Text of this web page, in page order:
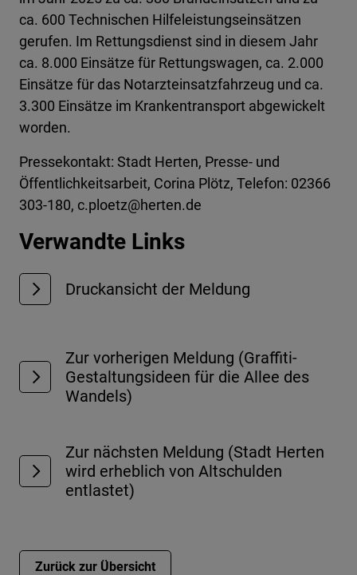
ca. 600 Technischen Hilfeleistungseinsätzen
gerufen. Im Rettungsdienst sind in diesem Jahr
ca. 8.000 Einsätze für Rettungswagen, ca. 2.000
Einsätze für das Notarzteinsatzfahrzeug und ca.
3.300 Einsätze im Krankentransport abgewickelt
worden.
Pressekontakt: Stadt Herten, Presse- und
Öffentlichkeitsarbeit, Corina Plötz, Telefon: 02366
303-180, c.ploetz@herten.de
Verwandte Links
Druckansicht der Meldung
Zur vorherigen Meldung (Graffiti-
Gestaltungsideen für die Allee des
Wandels)
Zur nächsten Meldung (Stadt Herten
wird erheblich von Altschulden
entlastet)
Zurück zur Übersicht